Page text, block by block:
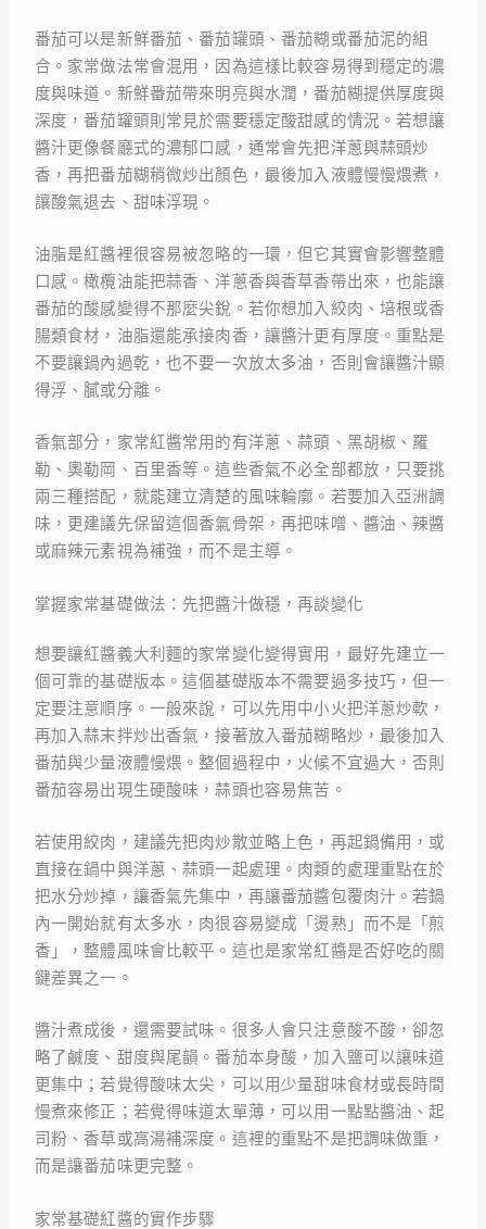
番茄可以是新鮮番茄、番茄罐頭、番茄糊或番茄泥的組
合。家常做法常會混用，因為這樣比較容易得到穩定的濃
度與味道。新鮮番茄帶來明亮與水潤，番茄糊提供厚度與
深度，番茄罐頭則常見於需要穩定酸甜感的情況。若想讓
醬汁更像餐廳式的濃郁口感，通常會先把洋蔥與蒜頭炒
香，再把番茄糊稍微炒出顏色，最後加入液體慢慢煨煮，
讓酸氣退去、甜味浮現。
油脂是紅醬裡很容易被忽略的一環，但它其實會影響整體
口感。橄欖油能把蒜香、洋蔥香與香草香帶出來，也能讓
番茄的酸感變得不那麼尖銳。若你想加入絞肉、培根或香
腸類食材，油脂還能承接肉香，讓醬汁更有厚度。重點是
不要讓鍋內過乾，也不要一次放太多油，否則會讓醬汁顯
得浮、膩或分離。
香氣部分，家常紅醬常用的有洋蔥、蒜頭、黑胡椒、羅
勒、奧勒岡、百里香等。這些香氣不必全部都放，只要挑
兩三種搭配，就能建立清楚的風味輪廓。若要加入亞洲調
味，更建議先保留這個香氣骨架，再把味噌、醬油、辣醬
或麻辣元素視為補強，而不是主導。
掌握家常基礎做法：先把醬汁做穩，再談變化
想要讓紅醬義大利麵的家常變化變得實用，最好先建立一
個可靠的基礎版本。這個基礎版本不需要過多技巧，但一
定要注意順序。一般來說，可以先用中小火把洋蔥炒軟，
再加入蒜末拌炒出香氣，接著放入番茄糊略炒，最後加入
番茄與少量液體慢煨。整個過程中，火候不宜過大，否則
番茄容易出現生硬酸味，蒜頭也容易焦苦。
若使用絞肉，建議先把肉炒散並略上色，再起鍋備用，或
直接在鍋中與洋蔥、蒜頭一起處理。肉類的處理重點在於
把水分炒掉，讓香氣先集中，再讓番茄醬包覆肉汁。若鍋
內一開始就有太多水，肉很容易變成「燙熟」而不是「煎
香」，整體風味會比較平。這也是家常紅醬是否好吃的關
鍵差異之一。
醬汁煮成後，還需要試味。很多人會只注意酸不酸，卻忽
略了鹹度、甜度與尾韻。番茄本身酸，加入鹽可以讓味道
更集中；若覺得酸味太尖，可以用少量甜味食材或長時間
慢煮來修正；若覺得味道太單薄，可以用一點點醬油、起
司粉、香草或高湯補深度。這裡的重點不是把調味做重，
而是讓番茄味更完整。
家常基礎紅醬的實作步驟